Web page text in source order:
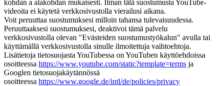
kohdan a alakohdan mukaisesti. Ilman tätä suostumusta YouTube-
videoita ei käytetä verkkosivustolla vierailusi aikana.
Voit peruuttaa suostumuksesi milloin tahansa tulevaisuudessa.
Peruuttaaksesi suostumuksesi, deaktivoi tämä palvelu
verkkosivustolla olevan "Evästeiden suostumustyökalun" avulla tai
käyttämällä verkkosivustolla sinulle ilmoitettuja vaihtoehtoja.
Lisätietoja tietosuojasta YouTubessa on YouTuben käyttöehdoissa
osoitteessa https://www.youtube.com/static?template=terms ja
Googlen tietosuojakäytännössä
osoitteessa https://www.google.de/intl/de/policies/privacy